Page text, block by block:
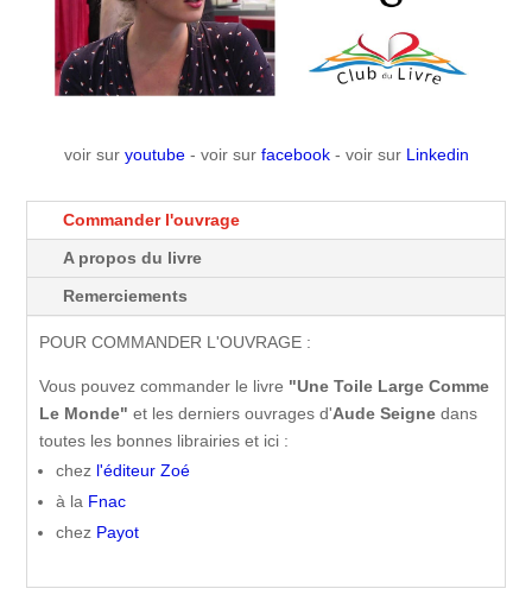
voir sur youtube- voir sur facebook- voir sur Linkedin
Commander l'ouvrage
A propos du livre
Remerciements
POUR COMMANDER L'OUVRAGE :
Vous pouvez commander le livre "Une Toile Large Comme
Le Monde"et les derniers ouvrages d'Aude Seigne dans
toutes les bonnes librairies et ici :
chez l'éditeur Zoé
à la Fnac
chez Payot